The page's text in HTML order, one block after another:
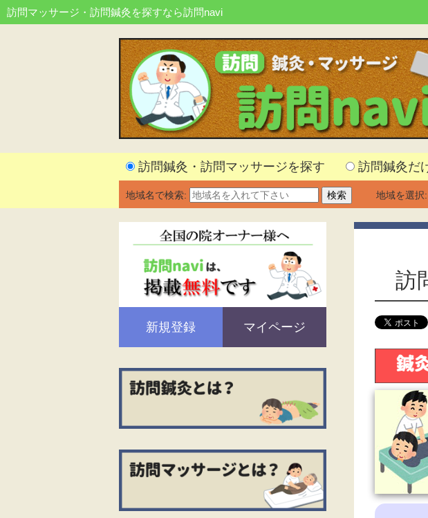
訪問マッサージ・訪問鍼灸を探すなら訪問navi
訪問鍼灸・訪問マッサージを探す 訪問鍼灸だ
地域名で検索: 地域を選択:
訪
新規登録 マイページ